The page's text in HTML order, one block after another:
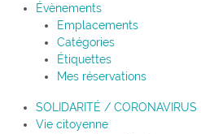
Évènements
Emplacements
Catégories
Étiquettes
Mes réservations
SOLIDARITÉ / CORONAVIRUS
Vie citoyenne